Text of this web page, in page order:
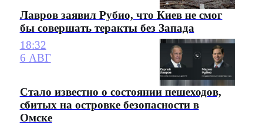
Лавров заявил Рубио, что Киев не смог
бы совершать теракты без Запада
18:32
6 АВГ
Стало известно о состоянии пешеходов,
сбитых на островке безопасности в
Омске